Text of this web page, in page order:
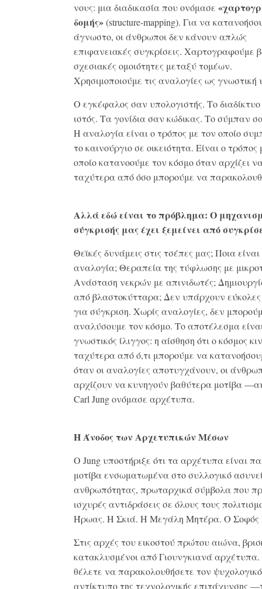
νους: μια διαδικασία που ονόμασε
δομής»(structure-mapping). Για να
άγνωστο, οι άνθρωποι δεν κάνουν απλώς
επιφανειακές συγκρίσεις. Χαρτογραφούμε
σχεσιακές ομοιότητες μεταξύ τομέων.
Χρησιμοποιούμε τις αναλογίες ως γνωστική
Ο εγκέφαλος σαν υπολογιστής. Το
ιστός. Τα γονίδια σαν κώδικας. Το σύμπαν
Η αναλογία είναι ο τρόπος με τον οποίο
το καινούργιο σε οικειότητα. Είναι ο τρόπος
οποίο κατανοούμε τον κόσμο όταν αρχίζει
ταχύτερα από όσο μπορούμε να
Αλλά εδώ είναι το πρόβλημα: Ο
σύγκρισής μας έχει ξεμείνει από
Θεϊκές δυνάμεις στις τσέπες μας; Ποια είναι
αναλογία; Θεραπεία της τύφλωσης με
Ανάσταση νεκρών με απινιδωτές;
από βλαστοκύτταρα; Δεν υπάρχουν εύκολες
για σύγκριση. Χωρίς αναλογίες, δεν
αναλύσουμε τον κόσμο. Το αποτέλεσμα
γνωστικός ίλιγγος: η αίσθηση ότι ο κόσμος
ταχύτερα από ό,τι μπορούμε να
όταν οι αναλογίες αποτυγχάνουν, οι
αρχίζουν να κυνηγούν βαθύτερα μοτίβα
Carl Jung ονόμασε αρχέτυπα.
Η Άνοδος των Αρχετυπικών Μέσων
Ο Jung υποστήριξε ότι τα αρχέτυπα είναι
μοτίβα ενσωματωμένα στο συλλογικό
ανθρωπότητας, πρωταρχικά σύμβολα που
ισχυρές αντιδράσεις σε όλους τους
Ήρωας. Η Σκιά. Η Μεγάλη Μητέρα. Ο Σοφός
Στις αρχές του εικοστού πρώτου αιώνα,
κατακλυσμένοι από Γιουνγκιανά
θέλετε να παρακολουθήσετε τον ψυχολογικό
αντίκτυπο της τεχνολογικής επιτάχυνσης